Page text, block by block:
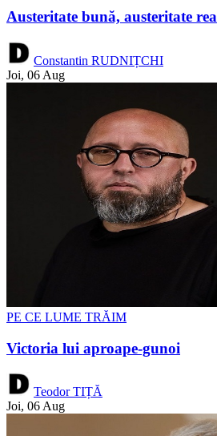
Austeritate bună, austeritate rea
Constantin RUDNIȚCHI
Joi, 06 Aug
PE CE LUME TRĂIM
Victoria lui aproape-gunoi
Teodor TIȚĂ
Joi, 06 Aug